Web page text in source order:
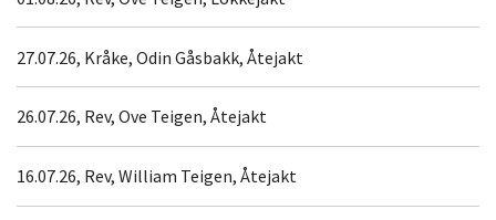
27.07.26, Kråke, Odin Gåsbakk, Åtejakt
26.07.26, Rev, Ove Teigen, Åtejakt
16.07.26, Rev, William Teigen, Åtejakt